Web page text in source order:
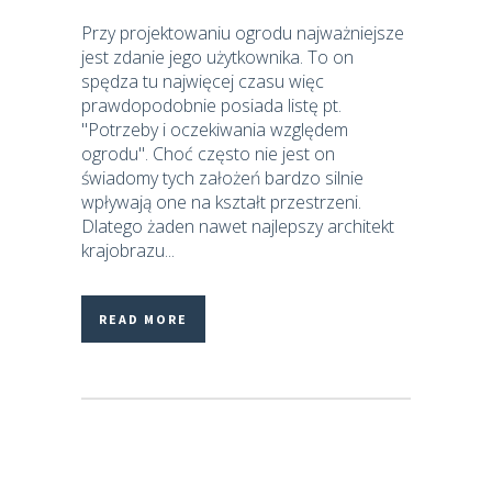
Przy projektowaniu ogrodu najważniejsze
jest zdanie jego użytkownika. To on
spędza tu najwięcej czasu więc
prawdopodobnie posiada listę pt.
"Potrzeby i oczekiwania względem
ogrodu". Choć często nie jest on
świadomy tych założeń bardzo silnie
wpływają one na kształt przestrzeni.
Dlatego żaden nawet najlepszy architekt
krajobrazu...
READ MORE